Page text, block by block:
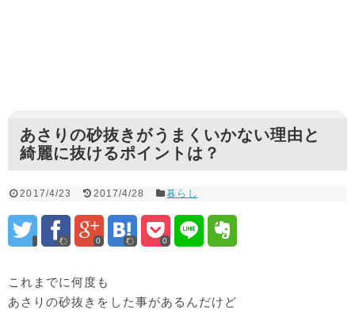
あさりの砂抜きがうまくいかない理由と
綺麗に抜けるポイントは？
2017/4/23 2017/4/28 暮らし
0 0
これまでに何度も
あさりの砂抜きをした事があるんだけど